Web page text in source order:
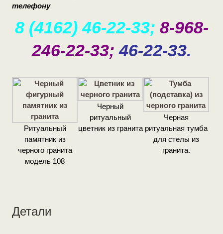
телефону
8 (4162) 46-22-33; 8-968-
246-22-33; 46-22-33.
Ритуальный
памятник из
черного гранита
модель 108
Черный
ритуальный
цветник из гранита
Черная
ритуальная тумба
для стелы из
гранита.
Детали